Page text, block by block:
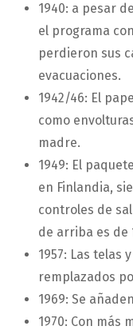
1940: a pesar
el programa
perdieron sus
evacuaciones.
1942/46: El
como
madre.
1949: El
en Finlandia,
controles de
de arriba es de
1957: Las telas
remplazados
1969: Se
1970: Con más